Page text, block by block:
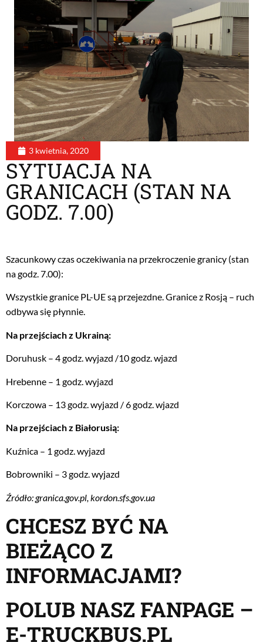
3 kwietnia, 2020
SYTUACJA NA
GRANICACH (STAN NA
GODZ. 7.00)
Szacunkowy czas oczekiwania na przekroczenie granicy (stan
na godz. 7.00):
Wszystkie granice PL-UE są przejezdne. Granice z Rosją – ruch
odbywa się płynnie.
Na przejściach z Ukrainą:
Doruhusk – 4 godz. wyjazd /10 godz. wjazd
Hrebenne – 1 godz. wyjazd
Korczowa – 13 godz. wyjazd / 6 godz. wjazd
Na przejściach z Białorusią:
Kuźnica – 1 godz. wyjazd
Bobrowniki – 3 godz. wyjazd
Źródło: granica.gov.pl, kordon.sfs.gov.ua
CHCESZ BYĆ NA
BIEŻĄCO Z
INFORMACJAMI?
POLUB NASZ FANPAGE –
E-TRUCKBUS.PL